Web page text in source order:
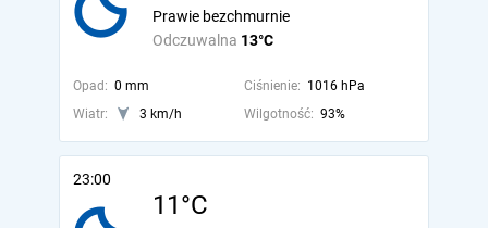
Odczuwalna 13°C
Prawie bezchmurnie
Opad: 0 mm Ciśnienie: 1016 hPa
Wiatr:
3 km/h Wilgotność: 93%
23:00
11°C